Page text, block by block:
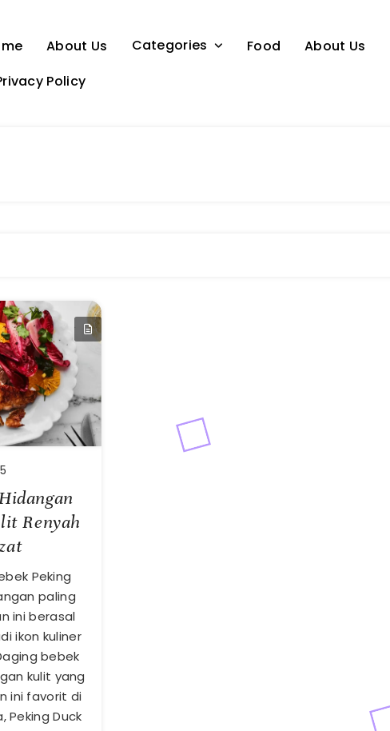
About Us Categories Food About Us
Policy
Renyah
Peking
paling
ini berasal
ikon kuliner
bebek
kulit yang
ini favorit di
Peking Duck